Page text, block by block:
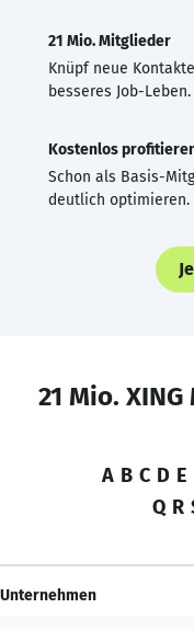
21 Mio. Mitglieder
Knüpf neue
besseres Job-Leben.
Kostenlos
Schon als Basis-
deutlich optimieren.
21 Mio.
A B C D E
Q R
Unternehmen